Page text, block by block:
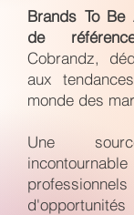
Brands To Be
de
Cobrandz,
aux
monde des
Une